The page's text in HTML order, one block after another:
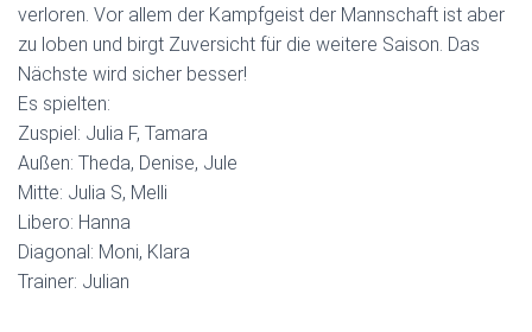
verloren. Vor allem der Kampfgeist der Mannschaft ist aber
zu loben und birgt Zuversicht für die weitere Saison. Das
Nächste wird sicher besser!
Es spielten:
Zuspiel: Julia F, Tamara
Außen: Theda, Denise, Jule
Mitte: Julia S, Melli
Libero: Hanna
Diagonal: Moni, Klara
Trainer: Julian